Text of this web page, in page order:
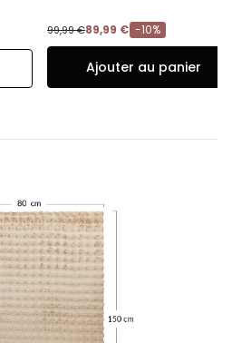
99,99 €89,99 € -10%
Ajouter au panier